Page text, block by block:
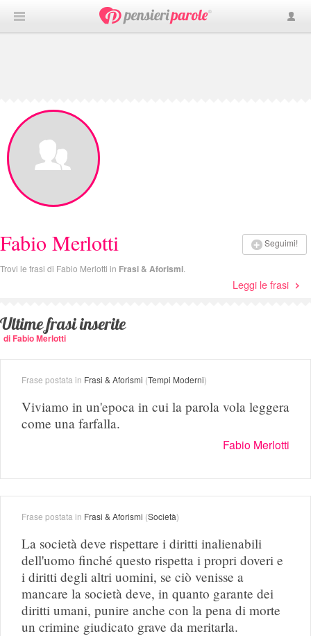
Seguimi!
Fabio Merlotti
Trovi le frasi di Fabio Merlotti in Frasi & Aforismi
Leggi le frasi
Ultime frasi inserite
di Fabio Merlotti
Frase postata in Frasi & Aforismi (Tempi Moderni)
Viviamo in un'epoca in cui la parola vola leggera
come una farfalla.
Fabio Merlotti
Frase postata in Frasi & Aforismi (Società)
La società deve rispettare i diritti inalienabili
dell'uomo finché questo rispetta i propri doveri e
i diritti degli altri uomini, se ciò venisse a
mancare la società deve, in quanto garante dei
diritti umani, punire anche con la pena di morte
un crimine giudicato grave da meritarla.